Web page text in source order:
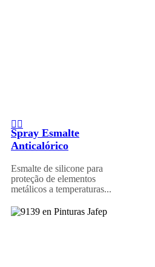
Spray Esmalte
Anticalórico
Esmalte de silicone para
proteção de elementos
metálicos a temperaturas...